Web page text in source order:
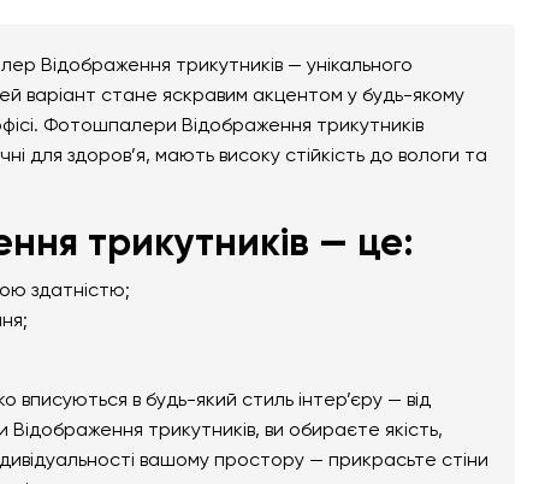
Відображення трикутників — унікального
варіант стане яскравим акцентом у будь-якому
Фотошпалери Відображення трикутників
для здоров’я, мають високу стійкість до вологи та
трикутників — це:
здатністю;
в будь-який стиль інтер’єру — від
трикутників, ви обираєте якість,
вашому простору — прикрасьте стіни